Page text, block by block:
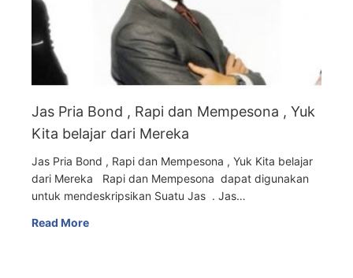
Jas Pria Bond , Rapi dan Mempesona , Yuk
Kita belajar dari Mereka
Jas Pria Bond , Rapi dan Mempesona , Yuk Kita belajar
dari Mereka Rapi dan Mempesona dapat digunakan
untuk mendeskripsikan Suatu Jas . Jas…
Read More